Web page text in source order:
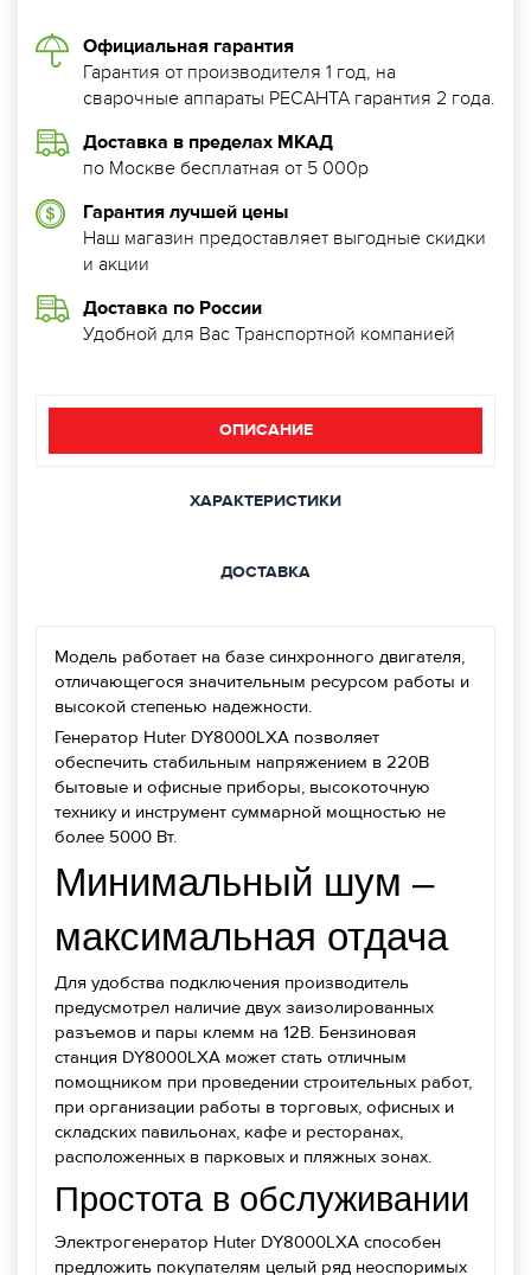
Официальная гарантия
Гарантия от производителя 1 год, на
сварочные аппараты РЕСАНТА гарантия 2 года.
Доставка в пределах МКАД
по Москве бесплатная от 5 000р
Гарантия лучшей цены
Наш магазин предоставляет выгодные скидки
и акции
Доставка по России
Удобной для Вас Транспортной компанией
ОПИСАНИЕ
ХАРАКТЕРИСТИКИ
ДОСТАВКА
Модель работает на базе синхронного двигателя,
отличающегося значительным ресурсом работы и
высокой степенью надежности.
Генератор Huter DY8000LXA позволяет
обеспечить стабильным напряжением в 220В
бытовые и офисные приборы, высокоточную
технику и инструмент суммарной мощностью не
более 5000 Вт.
Минимальный шум –
максимальная отдача
Для удобства подключения производитель
предусмотрел наличие двух заизолированных
разъемов и пары клемм на 12В. Бензиновая
станция DY8000LXA может стать отличным
помощником при проведении строительных работ,
при организации работы в торговых, офисных и
складских павильонах, кафе и ресторанах,
расположенных в парковых и пляжных зонах.
Простота в обслуживании
Электрогенератор Huter DY8000LXA способен
предложить покупателям целый ряд неоспоримых